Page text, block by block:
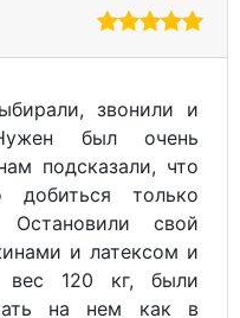
звонили и
Нужен был очень
подсказали, что
только
Остановили свой
и латексом и
120 кг, были
на нем как в